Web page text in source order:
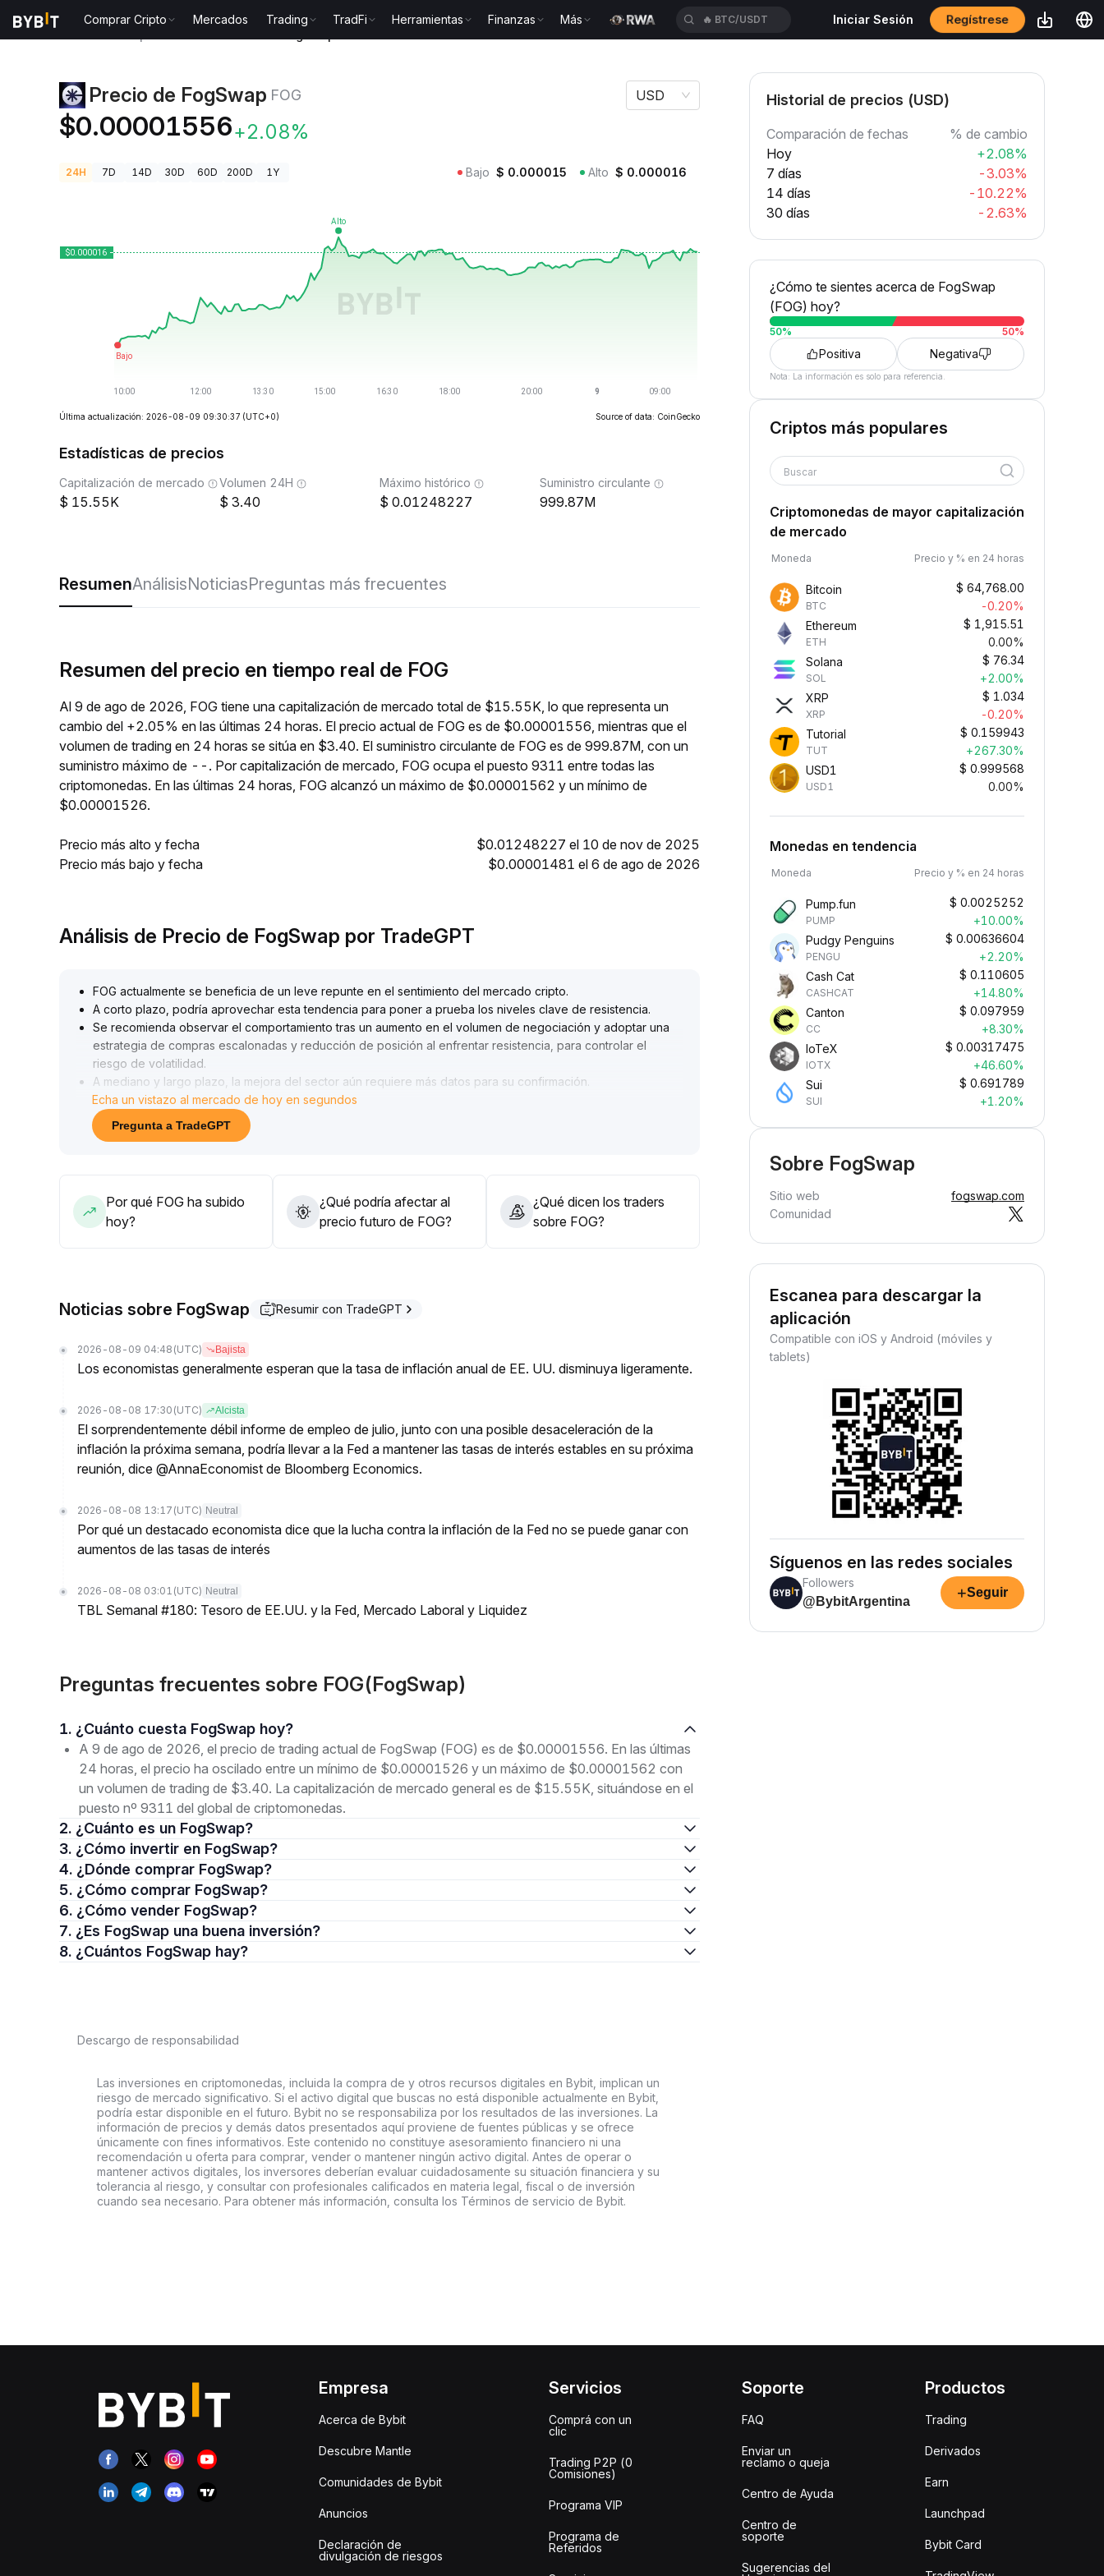
Comprar Cripto Mercados Trading TradFi Herramientas Finanzas Más 🔥 BTC/USDT Iniciar Sesión Regístrese
Precio de FogSwap FOG
$0.00001556+2.08%
USD
24H 7D 14D 30D 60D 200D 1Y Bajo $ 0.000015 Alto $ 0.000016
Última actualización: 2026-08-09 09:30:37 (UTC+0) Source of data: CoinGecko
Estadísticas de precios
Capitalización de mercado
15.55K
Volumen 24H
3.40
Máximo histórico
0.01248227
Suministro circulante
999.87M
ResumenAnálisisNoticiasPreguntas más frecuentes
Resumen del precio en tiempo real de FOG
Al 9 de ago de 2026, FOG tiene una capitalización de mercado total de $15.55K, lo que representa un
cambio del +2.05% en las últimas 24 horas. El precio actual de FOG es de $0.00001556, mientras que el
volumen de trading en 24 horas se sitúa en $3.40. El suministro circulante de FOG es de 999.87M, con un
suministro máximo de --. Por capitalización de mercado, FOG ocupa el puesto 9311 entre todas las
criptomonedas. En las últimas 24 horas, FOG alcanzó un máximo de $0.00001562 y un mínimo de
$0.00001526.
Precio más alto y fecha
$0.01248227 el 10 de nov de 2025
Precio más bajo y fecha
$0.00001481 el 6 de ago de 2026
Análisis de Precio de FogSwap por TradeGPT
FOG actualmente se beneficia de un leve repunte en el sentimiento del mercado cripto.
A corto plazo, podría aprovechar esta tendencia para poner a prueba los niveles clave de resistencia.
Se recomienda observar el comportamiento tras un aumento en el volumen de negociación y adoptar una
estrategia de compras escalonadas y reducción de posición al enfrentar resistencia, para controlar el
riesgo de volatilidad.
A mediano y largo plazo, la mejora del sector aún requiere más datos para su confirmación
Se sugiere a los inversores mantener la paciencia y enfocarse en el seguimiento de la concentración de
tokens en blockchain, los avances en el ecosistema del proyecto y el entorno regulatorio
Solo cuando estos indicadores mejoren conjuntamente se debería aumentar la exposición, evitando
Echa un vistazo al mercado de hoy en segundos
Pregunta a TradeGPT
Por qué FOG ha subido
hoy?
¿Qué podría afectar al
precio futuro de FOG?
¿Qué dicen los traders
sobre FOG?
Noticias sobre FogSwap Resumir con TradeGPT
2026-08-09 04:48 (UTC) Bajista
Los economistas generalmente esperan que la tasa de inflación anual de EE. UU. disminuya ligeramente.
2026-08-08 17:30 (UTC) Alcista
El sorprendentemente débil informe de empleo de julio, junto con una posible desaceleración de la
inflación la próxima semana, podría llevar a la Fed a mantener las tasas de interés estables en su próxima
reunión, dice @AnnaEconomist de Bloomberg Economics.
2026-08-08 13:17 (UTC) Neutral
Por qué un destacado economista dice que la lucha contra la inflación de la Fed no se puede ganar con
aumentos de las tasas de interés
2026-08-08 03:01 (UTC) Neutral
TBL Semanal #180: Tesoro de EE.UU. y la Fed, Mercado Laboral y Liquidez
Preguntas frecuentes sobre FOG(FogSwap)
1. ¿Cuánto cuesta FogSwap hoy?
A 9 de ago de 2026, el precio de trading actual de FogSwap (FOG) es de $0.00001556. En las últimas
24 horas, el precio ha oscilado entre un mínimo de $0.00001526 y un máximo de $0.00001562 con
un volumen de trading de $3.40. La capitalización de mercado general es de $15.55K, situándose en el
puesto nº 9311 del global de criptomonedas.
2. ¿Cuánto es un FogSwap?
3. ¿Cómo invertir en FogSwap?
4. ¿Dónde comprar FogSwap?
5. ¿Cómo comprar FogSwap?
6. ¿Cómo vender FogSwap?
7. ¿Es FogSwap una buena inversión?
8. ¿Cuántos FogSwap hay?
Descargo de responsabilidad
Las inversiones en criptomonedas, incluida la compra de y otros recursos digitales en Bybit, implican un
riesgo de mercado significativo. Si el activo digital que buscas no está disponible actualmente en Bybit,
podría estar disponible en el futuro. Bybit no se responsabiliza por los resultados de las inversiones. La
información de precios y demás datos presentados aquí proviene de fuentes públicas y se ofrece
únicamente con fines informativos. Este contenido no constituye asesoramiento financiero ni una
recomendación u oferta para comprar, vender o mantener ningún activo digital. Antes de operar o
mantener activos digitales, los inversores deberían evaluar cuidadosamente su situación financiera y su
tolerancia al riesgo, y consultar con profesionales calificados en materia legal, fiscal o de inversión
cuando sea necesario. Para obtener más información, consulta los Términos de servicio de Bybit.
Historial de precios (USD)
Comparación de fechas
% de cambio
Hoy
+2.08%
7 días
-3.03%
14 días
-10.22%
30 días
-2.63%
¿Cómo te sientes acerca de FogSwap
(FOG) hoy?
50% 50%
Positiva Negativa
Nota: La información es solo para referencia.
Criptos más populares
Buscar
Criptomonedas de mayor capitalización
de mercado
Moneda Precio y % en 24 horas
Bitcoin
BTC
$ 64,768.00
-0.20%
Ethereum
ETH
$ 1,915.51
0.00%
Solana
SOL
$ 76.34
+2.00%
XRP
XRP
$ 1.034
-0.20%
Tutorial
TUT
$ 0.159943
+267.30%
USD1
USD1
$ 0.999568
0.00%
Monedas en tendencia
Moneda Precio y % en 24 horas
Pump.fun
PUMP
$ 0.0025252
+10.00%
Pudgy Penguins
PENGU
$ 0.00636604
+2.20%
Cash Cat
CASHCAT
$ 0.110605
+14.80%
Canton
CC
$ 0.097959
+8.30%
IoTeX
IOTX
$ 0.00317475
+46.60%
Sui
SUI
$ 0.691789
+1.20%
Sobre FogSwap
Sitio web
fogswap.com
Comunidad
Escanea para descargar la
aplicación
Compatible con iOS y Android (móviles y
tablets)
Síguenos en las redes sociales
Followers
@BybitArgentina
+Seguir
Empresa
Acerca de Bybit
Descubre Mantle
Comunidades de Bybit
Anuncios
Declaración de
divulgación de riesgos
Servicios
Comprá con un
clic
Trading P2P (0
Comisiones)
Programa VIP
Programa de
Referidos
Soporte
FAQ
Enviar un
reclamo o queja
Centro de Ayuda
Centro de
soporte
Sugerencias del
Productos
Trading
Derivados
Earn
Launchpad
Bybit Card